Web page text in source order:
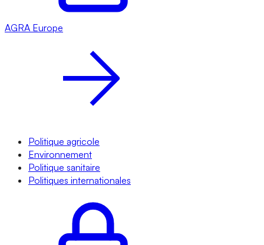
AGRA Europe
Politique agricole
Environnement
Politique sanitaire
Politiques internationales